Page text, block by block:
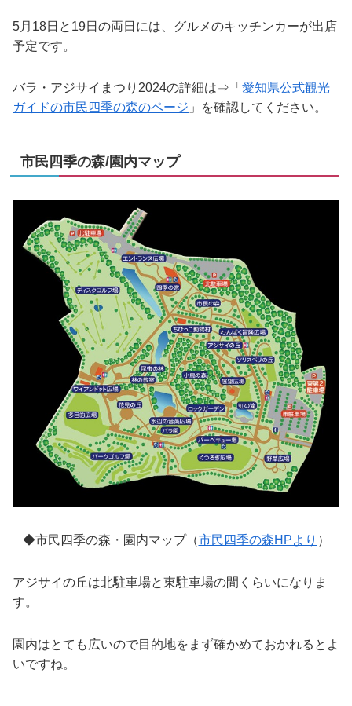
5月18日と19日の両日には、グルメのキッチンカーが出店
予定です。
バラ・アジサイまつり2024の詳細は⇒「 愛知県公式観光
ガイドの市民四季の森のページ 」を確認してください。
市民四季の森/園内マップ
◆市民四季の森・園内マップ（市民四季の森HPより ）
アジサイの丘は北駐車場と東駐車場の間くらいになりま
す。
園内はとても広いので目的地をまず確かめておかれるとよ
いですね。